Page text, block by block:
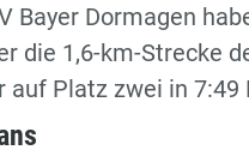
Bayer Dormagen
die 1,6-km-Strecke
Platz zwei in 7:49